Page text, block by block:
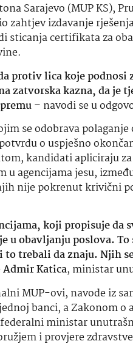
Sarajevo (MUP KS),
zahtjev izdavanje
sticanja certifikata za
protiv lica koje
zatvorska kazna, da je
– navodi se u
se odobrava
o uspješno
kandidati apliciraju
agencijama jesu,
nije pokrenut krivični
koji propisuje da
u obavljanju poslova.
trebali da znaju. Njih
Admir Katica, ministar
MUP-ovi, navode iz
banci, a Zakonom
ministar
i provjere